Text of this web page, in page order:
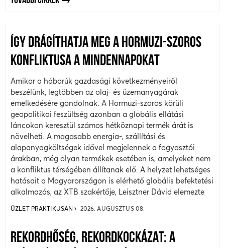
ÍGY DRÁGÍTHATJA MEG A HORMUZI-SZOROS
KONFLIKTUSA A MINDENNAPOKAT
Amikor a háborúk gazdasági következményeiről
beszélünk, legtöbben az olaj- és üzemanyagárak
emelkedésére gondolnak. A Hormuzi-szoros körüli
geopolitikai feszültség azonban a globális ellátási
láncokon keresztül számos hétköznapi termék árát is
növelheti. A magasabb energia-, szállítási és
alapanyagköltségek idővel megjelennek a fogyasztói
árakban, még olyan termékek esetében is, amelyeket nem
a konfliktus térségében állítanak elő. A helyzet lehetséges
hatásait a Magyarországon is elérhető globális befektetési
alkalmazás, az XTB szakértője, Leisztner Dávid elemezte
ÜZLET PRAKTIKUSAN 2026. AUGUSZTUS 08.
REKORDHŐSÉG, REKORDKOCKÁZAT: A